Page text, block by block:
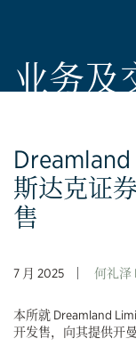
业务及
斯达克证
售
7 月 2025 何礼泽
本所就 Dreamland
开发售，向其提供开